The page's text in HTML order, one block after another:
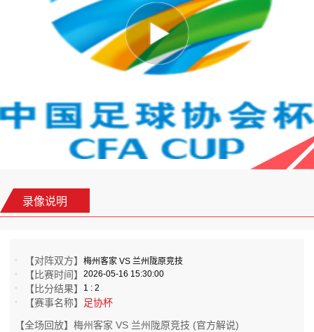
录像说明
【对阵双方】梅州客家 VS 兰州陇原竞技
【比赛时间】2026-05-16 15:30:00
【比分结果】 1 : 2
【赛事名称】 足协杯
【全场回放】梅州客家 VS 兰州陇原竞技 (官方解说)